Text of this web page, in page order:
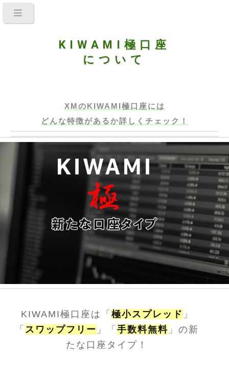
KIWAMI極 口座
について
XMのKIWAMI極口座には
どんな特徴があるか詳しくチェック！
KIWAMI極口座は「 極小スプレッド 」
「 スワップフリー 」「 手数料無料 」の新
たな口座タイプ！